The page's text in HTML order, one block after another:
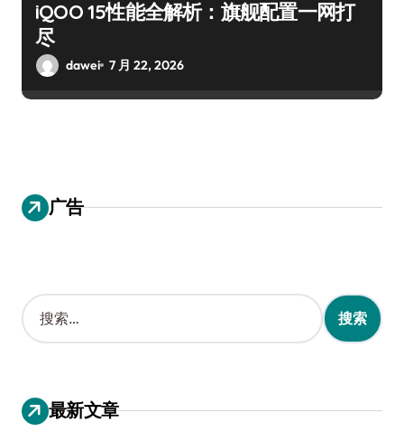
iQOO 15性能全解析：旗舰配置一网打
尽
dawei 7 月 22, 2026
广告
搜
索
：
最新文章